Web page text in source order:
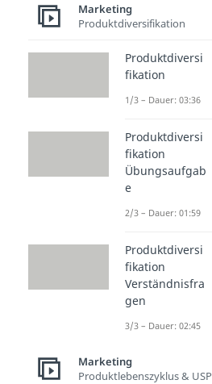
Marketing
Produktdiversifikation
Produktdiversi
fikation
1/3 – Dauer: 03:36
Produktdiversi
fikation
Übungsaufgab
e
2/3 – Dauer: 01:59
Produktdiversi
fikation
Verständnisfra
gen
3/3 – Dauer: 02:45
Marketing
Produktlebenszyklus & USP